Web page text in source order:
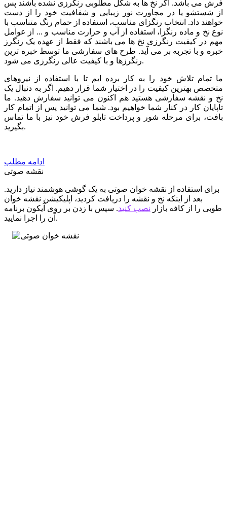
فرش می باشد. اگر نخ ها به شکل مطلوبی رنگرزی نشده باشند پس
از شستشو یا در مجاورت نور زیبایی و شفافیت خود را از دست
خواهند داد. انتخاب رنگزای مناسب، استفاده از حمام رنگ متناسب با
نوع نخ و ماده رنگزا، استفاده از آب و حرارت مناسب و ... از عوامل
مهم در کیفیت رنگرزی نخ ها می باشند که فقط از عهده یک رنگرز
خبره و با تجربه بر می آید. طرح های سفارشی ما توسط خبره ترین
رنگرزها و با کیفیت عالی رنگرزی می شود.
ما تمام تلاش خود را به کار برده ایم تا با استفاده از نیروهای
متخصص بهترین کیفیت را در اختیار شما قرار دهیم. اگر به دنبال یک
نخ و نقشه سفارشی هستید هم اکنون می توانید سفارش دهید. ما
تاپایان کار در کنار شما خواهیم بود. شما می توانید پس از اتمام کار
بافت، برای مرحله شور و پرداخت تابلو فرش خود نیز با ما تماس
بگیرید.
ادامه مطلب
نقشه صوتی
برای استفاده از نقشه خوان صوتی به یک گوشی هوشمند نیاز دارید.
بعد از اینکه نخ و نقشه را دریافت کردید، اپلیکیشن نقشه خوان
طوبی را از کافه بازار نصب کنید. سپس با زدن بر روی آیکون برنامه
آن را اجرا نمایید.